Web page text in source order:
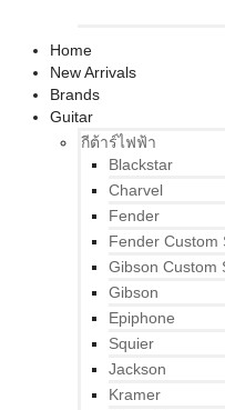
Home
New Arrivals
Brands
Guitar
กีต้าร์ไฟฟ้า
Blackstar
Charvel
Fender
Fender Custom
Gibson Custom
Gibson
Epiphone
Squier
Jackson
Kramer